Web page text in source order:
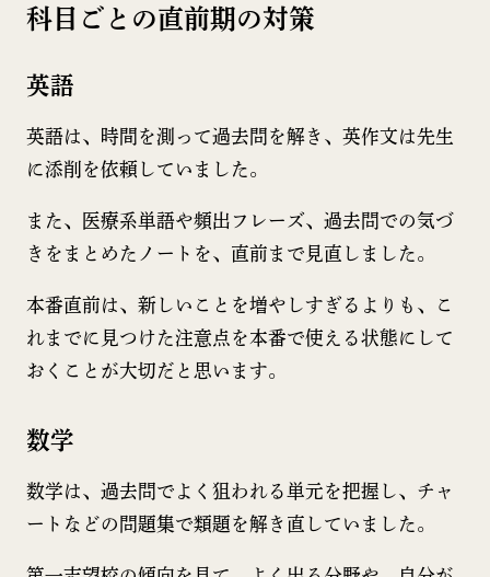
科目ごとの直前期の対策
英語
英語は、時間を測って過去問を解き、英作文は先生
に添削を依頼していました。
また、医療系単語や頻出フレーズ、過去問での気づ
きをまとめたノートを、直前まで見直しました。
本番直前は、新しいことを増やしすぎるよりも、こ
れまでに見つけた注意点を本番で使える状態にして
おくことが大切だと思います。
数学
数学は、過去問でよく狙われる単元を把握し、チャ
ートなどの問題集で類題を解き直していました。